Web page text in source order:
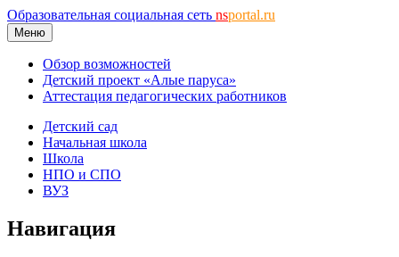
Образовательная социальная сеть nsportal.ru
Меню
Обзор возможностей
Детский проект «Алые паруса»
Аттестация педагогических работников
Детский сад
Начальная школа
Школа
НПО и СПО
ВУЗ
Навигация